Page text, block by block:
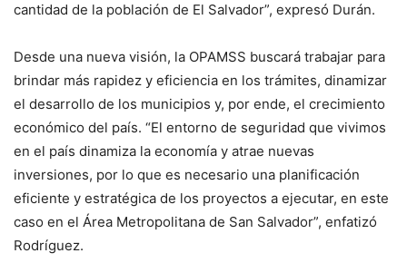
cantidad de la población de El Salvador”, expresó Durán.
Desde una nueva visión, la OPAMSS buscará trabajar para
brindar más rapidez y eficiencia en los trámites, dinamizar
el desarrollo de los municipios y, por ende, el crecimiento
económico del país. “El entorno de seguridad que vivimos
en el país dinamiza la economía y atrae nuevas
inversiones, por lo que es necesario una planificación
eficiente y estratégica de los proyectos a ejecutar, en este
caso en el Área Metropolitana de San Salvador”, enfatizó
Rodríguez.